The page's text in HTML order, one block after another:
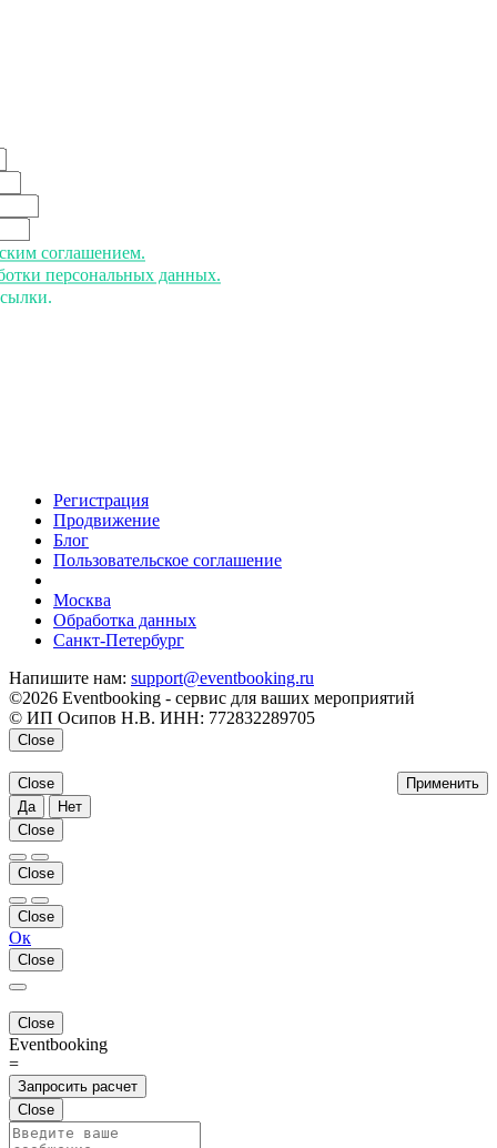
соглашением.
персональных данных.
Регистрация
Продвижение
Блог
Пользовательское соглашение
Москва
Обработка данных
Санкт-Петербург
Напишите нам: support@eventbooking.ru
©2026 Eventbooking - сервис для ваших мероприятий
© ИП Осипов Н.В. ИНН: 772832289705
Close
Применить
Close
Да
Нет
Close
Close
Close
Ок
Close
Close
Eventbooking
=
Запросить расчет
Close